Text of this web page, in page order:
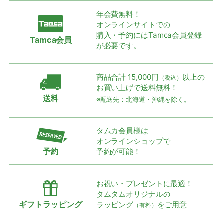
Tamca会員
年会費無料！
オンラインサイトでの
購入・予約にはTamca会員登録
が必要です。
送料
商品合計 15,000円 （税込） 以上の
お買い上げで送料無料！
※配送先：北海道・沖縄を除く。
予約
タムカ会員様は
オンラインショップで
予約が可能！
ギフトラッピング
お祝い・プレゼントに最適！
タムタムオリジナルの
ラッピング （有料） をご用意